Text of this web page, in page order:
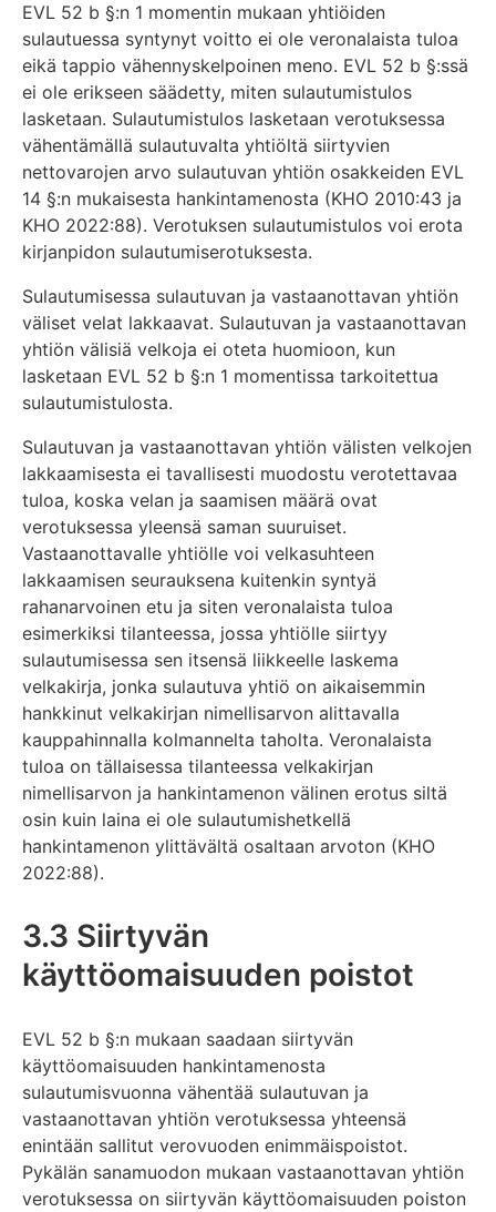
EVL 52 b §:n 1 momentin mukaan yhtiöiden
sulautuessa syntynyt voitto ei ole veronalaista tuloa
eikä tappio vähennyskelpoinen meno. EVL 52 b §:ssä
ei ole erikseen säädetty, miten sulautumistulos
lasketaan. Sulautumistulos lasketaan verotuksessa
vähentämällä sulautuvalta yhtiöltä siirtyvien
nettovarojen arvo sulautuvan yhtiön osakkeiden EVL
14 §:n mukaisesta hankintamenosta (KHO 2010:43 ja
KHO 2022:88). Verotuksen sulautumistulos voi erota
kirjanpidon sulautumiserotuksesta.
Sulautumisessa sulautuvan ja vastaanottavan yhtiön
väliset velat lakkaavat. Sulautuvan ja vastaanottavan
yhtiön välisiä velkoja ei oteta huomioon, kun
lasketaan EVL 52 b §:n 1 momentissa tarkoitettua
sulautumistulosta.
Sulautuvan ja vastaanottavan yhtiön välisten velkojen
lakkaamisesta ei tavallisesti muodostu verotettavaa
tuloa, koska velan ja saamisen määrä ovat
verotuksessa yleensä saman suuruiset.
Vastaanottavalle yhtiölle voi velkasuhteen
lakkaamisen seurauksena kuitenkin syntyä
rahanarvoinen etu ja siten veronalaista tuloa
esimerkiksi tilanteessa, jossa yhtiölle siirtyy
sulautumisessa sen itsensä liikkeelle laskema
velkakirja, jonka sulautuva yhtiö on aikaisemmin
hankkinut velkakirjan nimellisarvon alittavalla
kauppahinnalla kolmannelta taholta. Veronalaista
tuloa on tällaisessa tilanteessa velkakirjan
nimellisarvon ja hankintamenon välinen erotus siltä
osin kuin laina ei ole sulautumishetkellä
hankintamenon ylittävältä osaltaan arvoton (KHO
2022:88).
3.3 Siirtyvän
käyttöomaisuuden poistot
EVL 52 b §:n mukaan saadaan siirtyvän
käyttöomaisuuden hankintamenosta
sulautumisvuonna vähentää sulautuvan ja
vastaanottavan yhtiön verotuksessa yhteensä
enintään sallitut verovuoden enimmäispoistot.
Pykälän sanamuodon mukaan vastaanottavan yhtiön
verotuksessa on siirtyvän käyttöomaisuuden poiston